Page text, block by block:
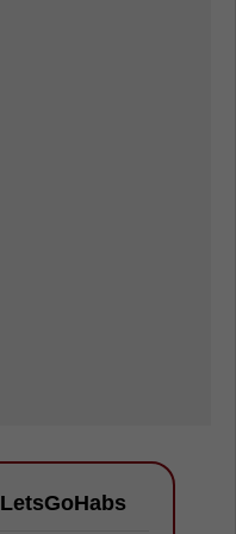
LetsGoHabs